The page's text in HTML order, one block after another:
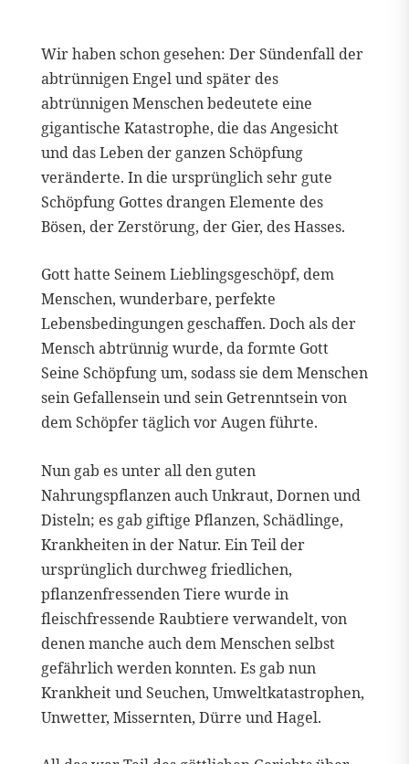
Wir haben schon gesehen: Der Sündenfall der
abtrünnigen Engel und später des
abtrünnigen Menschen bedeutete eine
gigantische Katastrophe, die das Angesicht
und das Leben der ganzen Schöpfung
veränderte. In die ursprünglich sehr gute
Schöpfung Gottes drangen Elemente des
Bösen, der Zerstörung, der Gier, des Hasses.
Gott hatte Seinem Lieblingsgeschöpf, dem
Menschen, wunderbare, perfekte
Lebensbedingungen geschaffen. Doch als der
Mensch abtrünnig wurde, da formte Gott
Seine Schöpfung um, sodass sie dem Menschen
sein Gefallensein und sein Getrenntsein von
dem Schöpfer täglich vor Augen führte.
Nun gab es unter all den guten
Nahrungspflanzen auch Unkraut, Dornen und
Disteln; es gab giftige Pflanzen, Schädlinge,
Krankheiten in der Natur. Ein Teil der
ursprünglich durchweg friedlichen,
pflanzenfressenden Tiere wurde in
fleischfressende Raubtiere verwandelt, von
denen manche auch dem Menschen selbst
gefährlich werden konnten. Es gab nun
Krankheit und Seuchen, Umweltkatastrophen,
Unwetter, Missernten, Dürre und Hagel.